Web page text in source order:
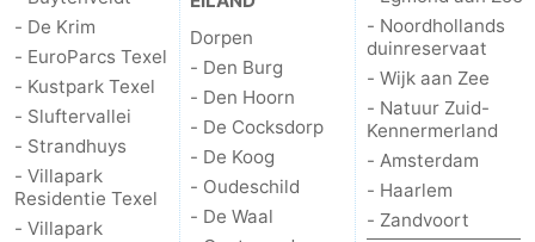
- De Krim
- EuroParcs Texel
- Kustpark Texel
- Sluftervallei
- Strandhuys
- Villapark
Residentie Texel
- Villapark
Dorpen
- Den Burg
- Den Hoorn
- De Cocksdorp
- De Koog
- Oudeschild
- De Waal
- Noordhollands
duinreservaat
- Wijk aan Zee
- Natuur Zuid-
Kennermerland
- Amsterdam
- Haarlem
- Zandvoort